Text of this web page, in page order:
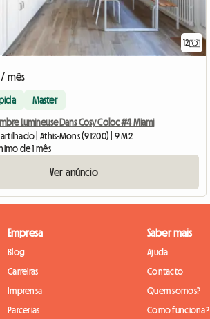
12
/ mês
Master
Lumineuse Dans Cosy Coloc #4 Miami
| Athis-Mons (91200) | 9 M2
de 1 mês
Ver anúncio
Empresa
Blog
Carreiras
Imprensa
Parcerias
Saber mais
Ajuda
Contacto
Quem somos?
Como funciona?